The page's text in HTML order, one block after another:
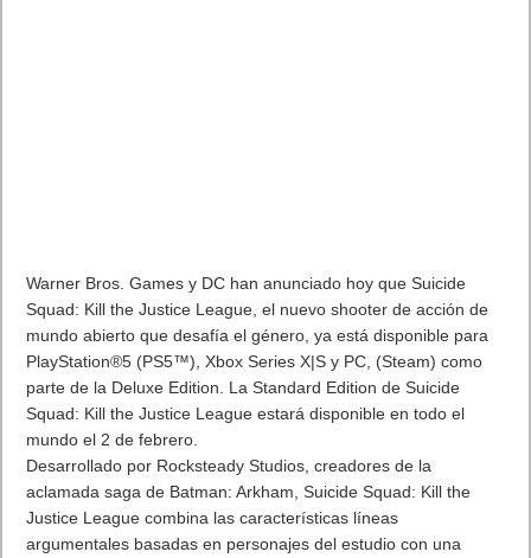
Warner Bros. Games y DC han anunciado hoy que Suicide
Squad: Kill the Justice League, el nuevo shooter de acción de
mundo abierto que desafía el género, ya está disponible para
PlayStation®5 (PS5™), Xbox Series X|S y PC, (Steam) como
parte de la Deluxe Edition. La Standard Edition de Suicide
Squad: Kill the Justice League estará disponible en todo el
mundo el 2 de febrero.
Desarrollado por Rocksteady Studios, creadores de la
aclamada saga de Batman: Arkham, Suicide Squad: Kill the
Justice League combina las características líneas
argumentales basadas en personajes del estudio con una